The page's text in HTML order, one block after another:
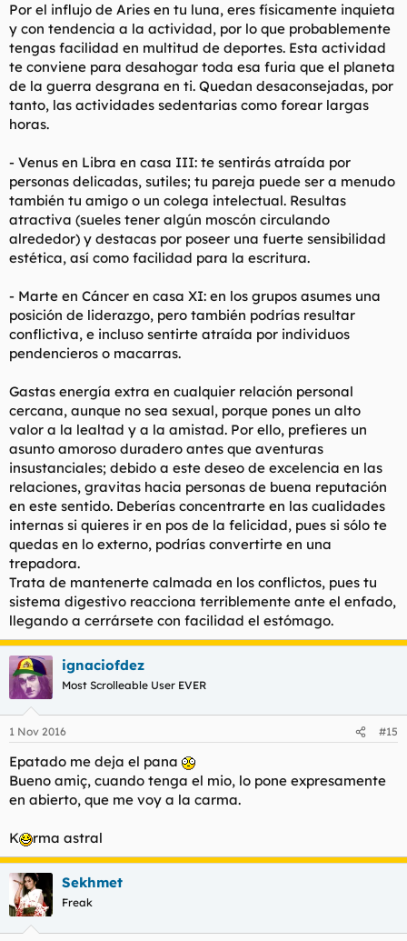
Por el influjo de Aries en tu luna, eres físicamente inquieta
y con tendencia a la actividad, por lo que probablemente
tengas facilidad en multitud de deportes. Esta actividad
te conviene para desahogar toda esa furia que el planeta
de la guerra desgrana en ti. Quedan desaconsejadas, por
tanto, las actividades sedentarias como forear largas
horas.
- Venus en Libra en casa III: te sentirás atraída por
personas delicadas, sutiles; tu pareja puede ser a menudo
también tu amigo o un colega intelectual. Resultas
atractiva (sueles tener algún moscón circulando
alrededor) y destacas por poseer una fuerte sensibilidad
estética, así como facilidad para la escritura.
- Marte en Cáncer en casa XI: en los grupos asumes una
posición de liderazgo, pero también podrías resultar
conflictiva, e incluso sentirte atraída por individuos
pendencieros o macarras.
Gastas energía extra en cualquier relación personal
cercana, aunque no sea sexual, porque pones un alto
valor a la lealtad y a la amistad. Por ello, prefieres un
asunto amoroso duradero antes que aventuras
insustanciales; debido a este deseo de excelencia en las
relaciones, gravitas hacia personas de buena reputación
en este sentido. Deberías concentrarte en las cualidades
internas si quieres ir en pos de la felicidad, pues si sólo te
quedas en lo externo, podrías convertirte en una
trepadora.
Trata de mantenerte calmada en los conflictos, pues tu
sistema digestivo reacciona terriblemente ante el enfado,
llegando a cerrársete con facilidad el estómago.
ignaciofdez
Most Scrolleable User EVER
1 Nov 2016 #15
Epatado me deja el pana
Bueno amiç, cuando tenga el mio, lo pone expresamente
en abierto, que me voy a la carma.
K rma astral
Sekhmet
Freak